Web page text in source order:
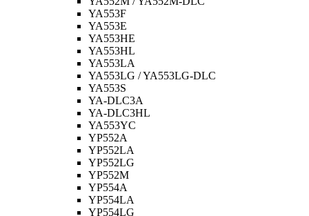
YA553F
YA553E
YA553HE
YA553HL
YA553LA
YA553LG / YA553LG-DLC
YA553S
YA-DLC3A
YA-DLC3HL
YA553YC
YP552A
YP552LA
YP552LG
YP552M
YP554A
YP554LA
YP554LG